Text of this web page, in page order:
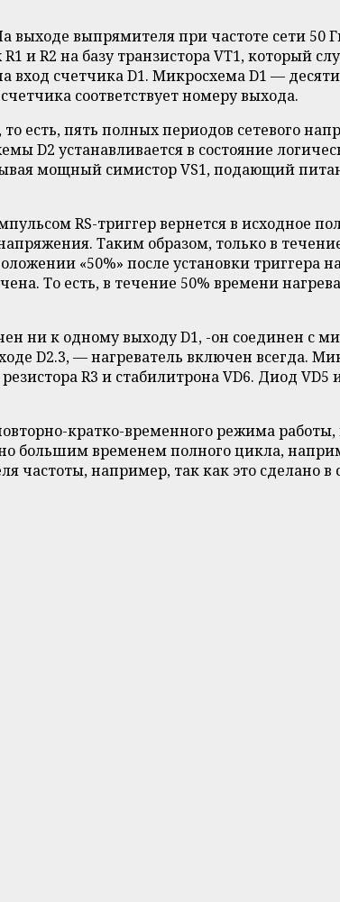
выходе выпрямителя при частоте сети 50
и R2 на базу транзистора VT1, который
вход счетчика D1. Микросхема D1 —
соответствует номеру выхода.
есть, пять полных периодов сетевого
D2 устанавливается в состояние
мощный симистор VS1, подающий
RS-триггер вернется в исходное
Таким образом, только в
«50%» после установки триггера
То есть, в течение 50% времени
ни к одному выходу D1, -он соединен с
D2.3, — нагреватель включен всегда.
R3 и стабилитрона VD6. Диод VD5
кратко-временного режима
большим временем полного цикла,
частоты, например, так как это сделано в